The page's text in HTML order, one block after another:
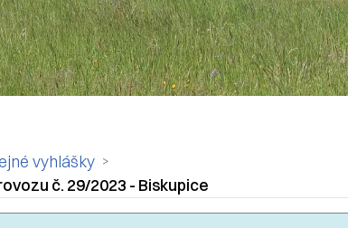
vyhlášky
č. 29/2023 - Biskupice